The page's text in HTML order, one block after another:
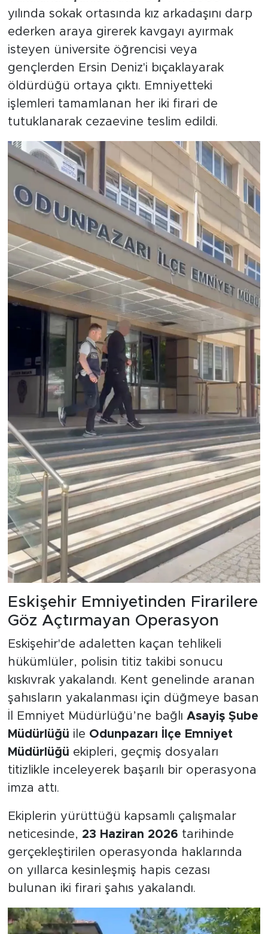
yılında sokak ortasında kız arkadaşını darp
ederken araya girerek kavgayı ayırmak
isteyen üniversite öğrencisi veya
gençlerden Ersin Deniz'i bıçaklayarak
öldürdüğü ortaya çıktı. Emniyetteki
işlemleri tamamlanan her iki firari de
tutuklanarak cezaevine teslim edildi.
Eskişehir Emniyetinden Firarilere
Göz Açtırmayan Operasyon
Eskişehir'de adaletten kaçan tehlikeli
hükümlüler, polisin titiz takibi sonucu
kıskıvrak yakalandı. Kent genelinde aranan
şahısların yakalanması için düğmeye basan
İl Emniyet Müdürlüğü’ne bağlı Asayiş Şube
Müdürlüğü ile Odunpazarı İlçe Emniyet
Müdürlüğü ekipleri, geçmiş dosyaları
titizlikle inceleyerek başarılı bir operasyona
imza attı.
Ekiplerin yürüttüğü kapsamlı çalışmalar
neticesinde, 23 Haziran 2026 tarihinde
gerçekleştirilen operasyonda haklarında
on yıllarca kesinleşmiş hapis cezası
bulunan iki firari şahıs yakalandı.